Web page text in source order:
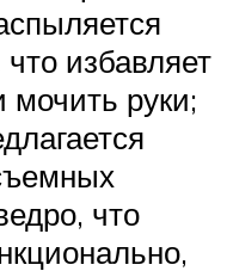
избавляет
мочить руки;
что